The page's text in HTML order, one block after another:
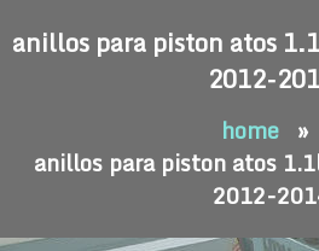
anillos para piston atos
2012-
home »
anillos para piston atos
2012-